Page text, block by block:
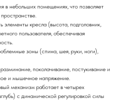
в небольших помещениях, что позволяет
элементы кресла (высота, подголовник,
пользователя, обеспечивая
зоны (спина, шея, руки, ноги),
поколачивание, постукивание и
и мышечное напряжение.
механизм работает в четырех
с динамической регулировкой силы